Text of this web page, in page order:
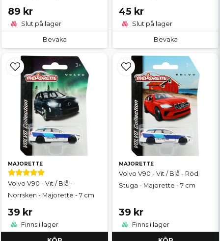
89 kr
Slut på lager
Bevaka
45 kr
Slut på lager
Bevaka
MAJORETTE
Volvo V90 - Vit / Blå -
Norrsken - Majorette - 7 cm
39 kr
Finns i lager
MAJORETTE
Volvo V90 - Vit / Blå - Röd
Stuga - Majorette - 7 cm
39 kr
Finns i lager